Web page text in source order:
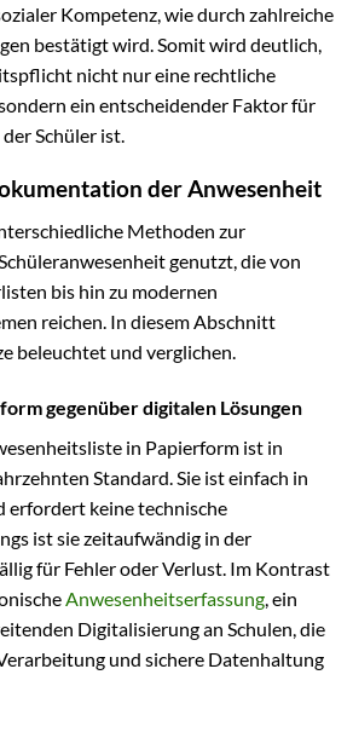
Kompetenz, wie durch zahlreiche
bestätigt wird. Somit wird deutlich,
nicht nur eine rechtliche
ein entscheidender Faktor für
Schüler ist.
der Anwesenheit
Methoden zur
genutzt, die von
bis hin zu modernen
reichen. In diesem Abschnitt
beleuchtet und verglichen.
gegenüber digitalen Lösungen
in Papierform ist in
Standard. Sie ist einfach in
erfordert keine technische
ist sie zeitaufwändig in der
für Fehler oder Verlust. Im Kontrast
Anwesenheitserfassung, ein
Digitalisierung an Schulen, die
und sichere Datenhaltung